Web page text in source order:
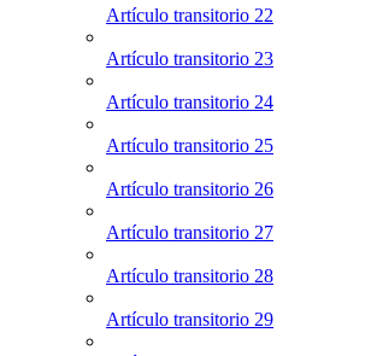
Artículo transitorio 22
Artículo transitorio 23
Artículo transitorio 24
Artículo transitorio 25
Artículo transitorio 26
Artículo transitorio 27
Artículo transitorio 28
Artículo transitorio 29